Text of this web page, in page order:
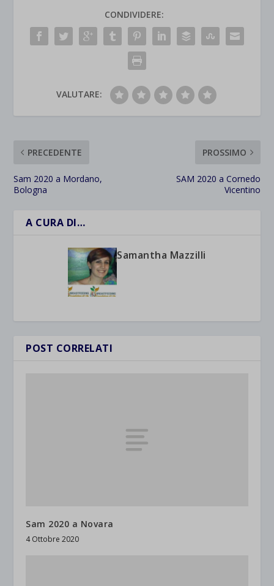
CONDIVIDERE:
VALUTARE:
PRECEDENTE
Sam 2020 a Mordano,
Bologna
PROSSIMO
SAM 2020 a Cornedo
Vicentino
A CURA DI…
Samantha Mazzilli
POST CORRELATI
Sam 2020 a Novara
4 Ottobre 2020